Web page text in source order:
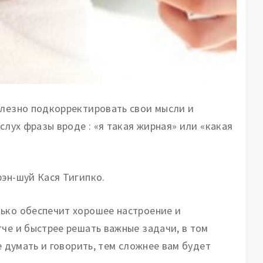
подкорректировать свои мысли и
фразы вроде : «я такая жирная» или «какая
шуй Кася Тигипко.
обеспечит хорошее настроение и
и быстрее решать важные задачи, в том
и говорить, тем сложнее вам будет